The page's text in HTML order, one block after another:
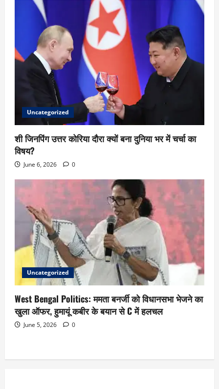
Uncategorized
शी जिनपिंग उत्तर कोरिया दौरा क्यों बना दुनिया भर में चर्चा का
विषय?
June 6, 2026 0
Uncategorized
West Bengal Politics: ममता बनर्जी को विधानसभा भेजने का
खुला ऑफर, हुमायूं कबीर के बयान से C में हलचल
June 5, 2026 0